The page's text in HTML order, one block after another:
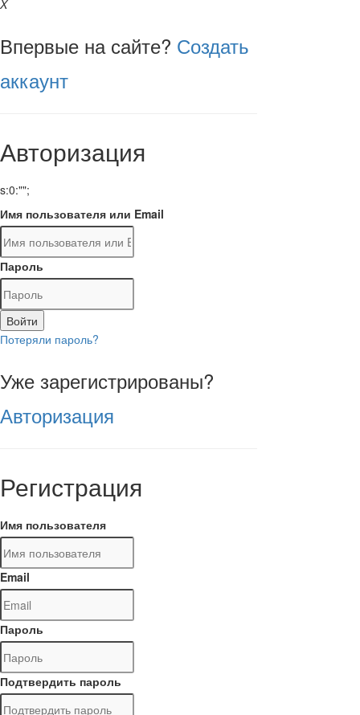
X
Впервые на сайте? Создать
аккаунт
Авторизация
s:0:"";
Имя пользователя или Email
Пароль
Войти
Потеряли пароль?
Уже зарегистрированы?
Авторизация
Регистрация
Имя пользователя
Email
Пароль
Подтвердить пароль